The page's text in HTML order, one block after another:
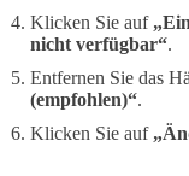
Klicken Sie auf
nicht verfügbar“.
Entfernen Sie das
(empfohlen)“.
Klicken Sie auf